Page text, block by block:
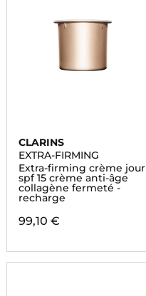
CLARINS
EXTRA-FIRMING
Extra-firming crème jour
spf 15 crème anti-âge
collagène fermeté -
recharge
99,10 €